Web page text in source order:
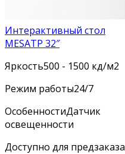
Интерактивный стол
MESATP 32″
Яркость500 - 1500 кд/м2
Режим работы24/7
ОсобенностиДатчик
освещенности
Доступно для предзаказа